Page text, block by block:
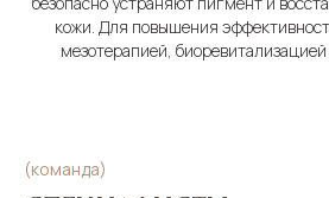
кожи. Для повышения
мезотерапией,
(команда)